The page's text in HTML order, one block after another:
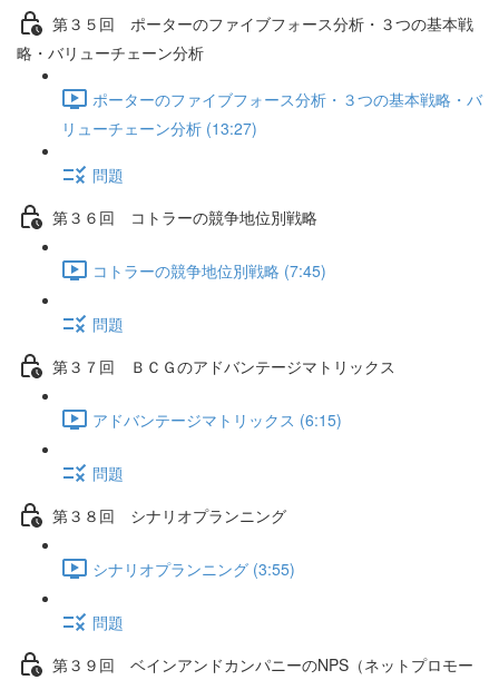
第３５回 ポーターのファイブフォース分析・３つの基本戦
略・バリューチェーン分析
ポーターのファイブフォース分析・３つの基本戦略・バ
リューチェーン分析 (13:27)
問題
第３６回 コトラーの競争地位別戦略
コトラーの競争地位別戦略 (7:45)
問題
第３７回 ＢＣＧのアドバンテージマトリックス
アドバンテージマトリックス (6:15)
問題
第３８回 シナリオプランニング
シナリオプランニング (3:55)
問題
第３９回 ベインアンドカンパニーのNPS（ネットプロモー